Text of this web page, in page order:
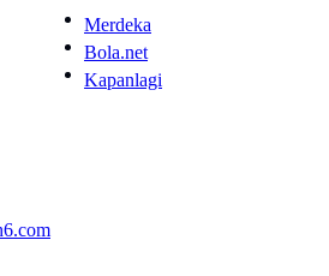
Merdeka
Bola.net
Kapanlagi